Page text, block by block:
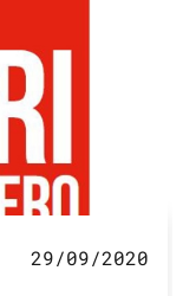
29/09/2020